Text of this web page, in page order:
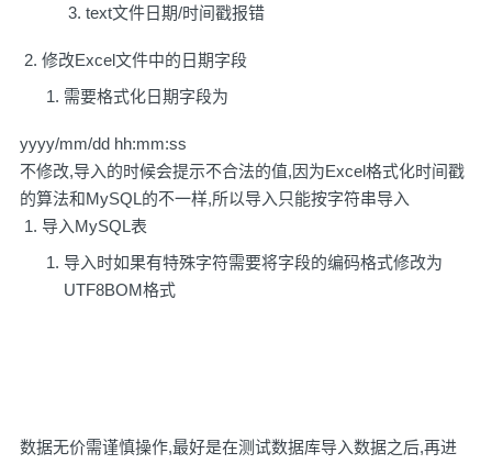
text文件日期/时间戳报错
修改Excel文件中的日期字段
需要格式化日期字段为
yyyy/mm/dd hh:mm:ss
不修改,导入的时候会提示不合法的值,因为Excel格式化时间戳
的算法和MySQL的不一样,所以导入只能按字符串导入
导入MySQL表
导入时如果有特殊字符需要将字段的编码格式修改为
UTF8BOM格式
数据无价需谨慎操作,最好是在测试数据库导入数据之后,再进